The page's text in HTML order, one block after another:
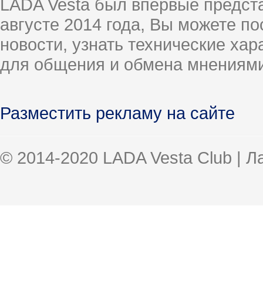
LADA Vesta был впервые
августе 2014 года, Вы можете
новости, узнать технические
для общения и обмена
Разместить рекламу на сайте
© 2014-2020 LADA Vesta Club |